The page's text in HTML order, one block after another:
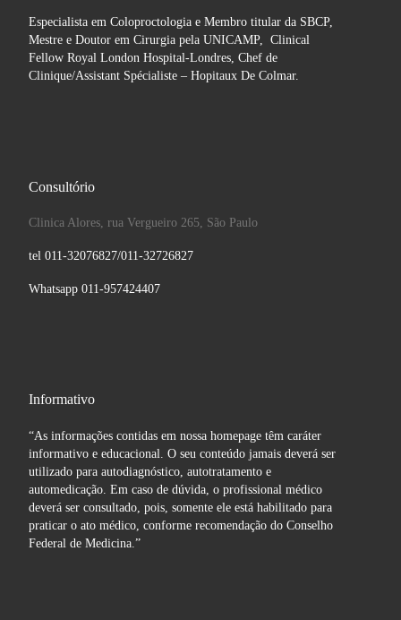
Especialista em Coloproctologia e Membro titular da SBCP,
Mestre e Doutor em Cirurgia pela UNICAMP, Clinical
Fellow Royal London Hospital-Londres, Chef de
Clinique/Assistant Spécialiste – Hopitaux De Colmar.
Consultório
Clinica Alores, rua Vergueiro 265, São Paulo
tel 011-32076827/011-32726827
Whatsapp 011-957424407
Informativo
“As informações contidas em nossa homepage têm caráter
informativo e educacional. O seu conteúdo jamais deverá ser
utilizado para autodiagnóstico, autotratamento e
automedicação. Em caso de dúvida, o profissional médico
deverá ser consultado, pois, somente ele está habilitado para
praticar o ato médico, conforme recomendação do Conselho
Federal de Medicina.”